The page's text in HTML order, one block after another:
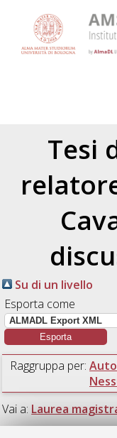
Tesi
Su di un livello
Esporta come
Raggruppa per:
Vai a: Laurea